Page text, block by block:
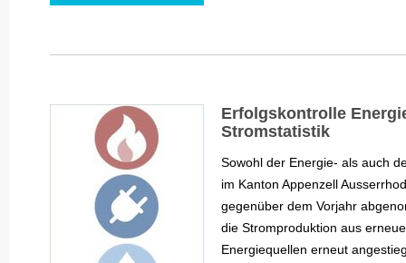
Erfolgskontrolle
Stromstatistik
Sowohl der Energie- als auch
im Kanton Appenzell
gegenüber dem Vorjahr
die Stromproduktion aus
Energiequellen erneut